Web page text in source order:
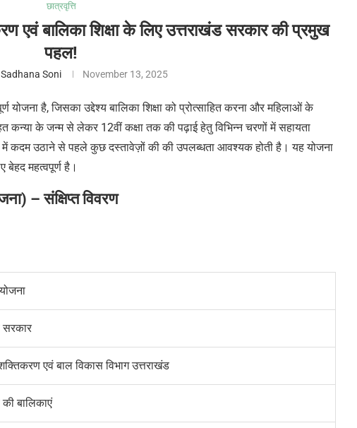
छात्रवृत्ति
एवं बालिका शिक्षा के लिए उत्तराखंड सरकार की प्रमुख
पहल!
Sadhana Soni November 13, 2025
योजना है, जिसका उद्देश्य बालिका शिक्षा को प्रोत्साहित करना और महिलाओं के
के जन्म से लेकर 12वीं कक्षा तक की पढ़ाई हेतु विभिन्न चरणों में सहायता
में कदम उठाने से पहले कुछ दस्तावेज़ों की की उपलब्धता आवश्यक होती है। यह योजना
बेहद महत्वपूर्ण है।
–संक्षिप्त विवरण
सरकार
एवं बाल विकास विभाग उत्तराखंड
बालिकाएं